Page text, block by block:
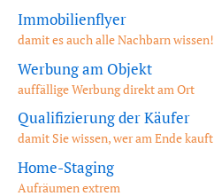
Immobilienflyer
damit es auch alle Nachbarn wissen!
Werbung am Objekt
auffällige Werbung direkt am Ort
Qualifizierung der Käufer
damit Sie wissen, wer am Ende kauft
Home-Staging
Aufräumen extrem